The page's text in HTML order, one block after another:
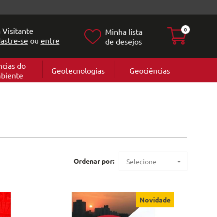
Visitante
se ou entre
Minha lista
de desejos
0
do
Geociências
Geotecnologias
Ordenar por: Selecione
Menor preço
Novidade